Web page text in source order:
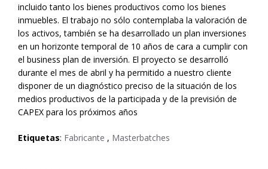
incluido tanto los bienes productivos como los bienes
inmuebles. El trabajo no sólo contemplaba la valoración de
los activos, también se ha desarrollado un plan inversiones
en un horizonte temporal de 10 años de cara a cumplir con
el business plan de inversión. El proyecto se desarrolló
durante el mes de abril y ha permitido a nuestro cliente
disponer de un diagnóstico preciso de la situación de los
medios productivos de la participada y de la previsión de
CAPEX para los próximos años
Etiquetas: Fabricante , Masterbatches